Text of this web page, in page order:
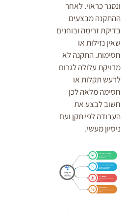
ונסגר כראוי. לאחר
ההתקנה מבצעים
בדיקת זרימה ובוחנים
שאין נזילות או
חסימות. התקנה לא
מדויקת עלולה לגרום
לרעש תקלות או
חסימה מלאה לכן
חשוב לבצע את
העבודה לפי תקן ועם
ניסיון מעשי.